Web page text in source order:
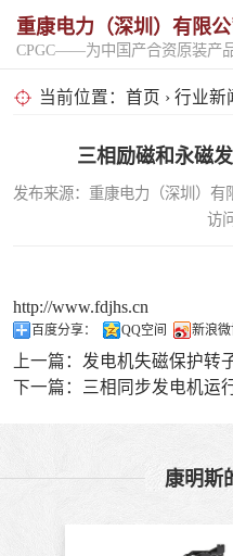
重康电力（深圳）有限公
当前位置： 首页 › 行业新
三相励磁和永磁
发布来源：重康电力（深圳
访
http://www.fdjhs.cn
百度分享： QQ空间 新浪
上一篇： 发电机失磁保护转
下一篇：
三相同步发电机运
康明斯
固定开架式
超静音型
移动电站